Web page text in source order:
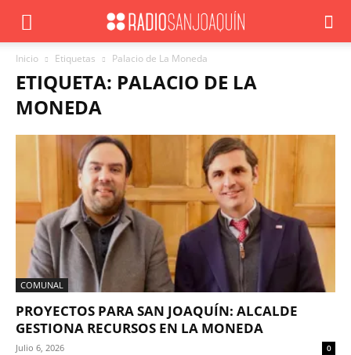
Inicio Etiquetas Palacio de La Moneda
ETIQUETA: PALACIO DE LA
MONEDA
COMUNAL
PROYECTOS PARA SAN JOAQUÍN: ALCALDE
GESTIONA RECURSOS EN LA MONEDA
Julio 6, 2026 0